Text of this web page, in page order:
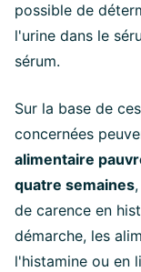
possible de
l'urine dans le
sérum.
Sur la base de
concernées
alimentaire
quatre semaines
de carence en
démarche, les
l'histamine ou en